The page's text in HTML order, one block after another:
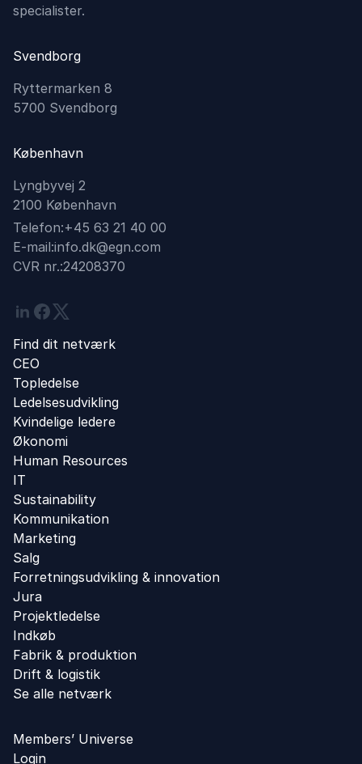
specialister.
Svendborg
Ryttermarken 8
5700 Svendborg
København
Lyngbyvej 2
2100 København
Telefon:+45 63 21 40 00
E-mail:info.dk@egn.com
CVR nr.:24208370
Linkedin
Facebook
Twitter
Find dit netværk
CEO
Topledelse
Ledelsesudvikling
Kvindelige ledere
Økonomi
Human Resources
IT
Sustainability
Kommunikation
Marketing
Salg
Forretningsudvikling ​& innovation​
Jura
Projektledelse
Indkøb
Fabrik & produktion
Drift & logistik
Se alle netværk
Members’ Universe
Login